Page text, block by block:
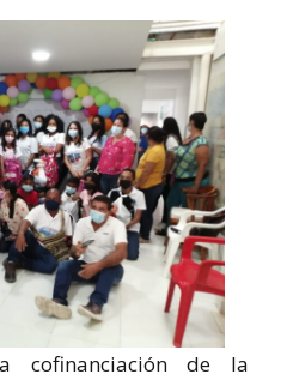
cofinanciación de la